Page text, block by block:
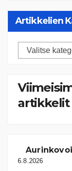
Artikkelien
Artikkelien
artikkelit
6.8.2026